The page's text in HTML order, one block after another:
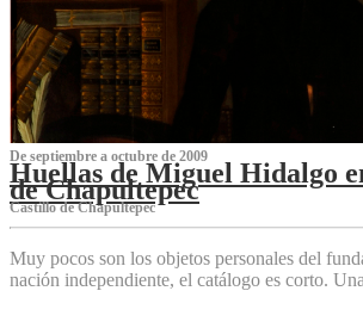
De septiembre a octubre de 2009
Huellas de Miguel Hidalgo
de Chapultepec
Castillo de Chapultepec
Muy pocos son los objetos personales del
nación independiente, el catálogo es corto.